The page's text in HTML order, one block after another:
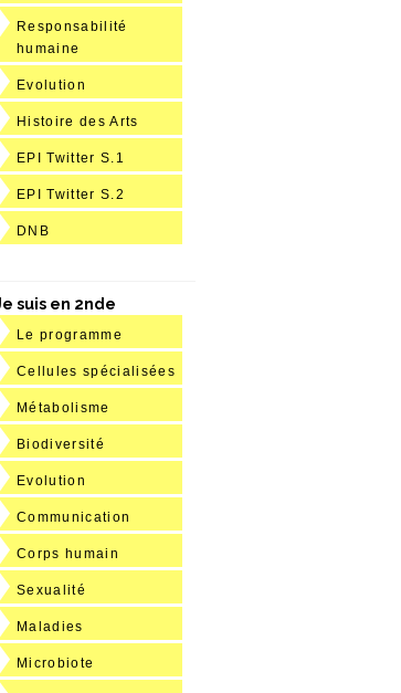
Responsabilité
humaine
Evolution
Histoire des Arts
EPI Twitter S.1
EPI Twitter S.2
DNB
suis en 2nde
Le programme
Cellules spécialisées
Métabolisme
Biodiversité
Evolution
Communication
Corps humain
Sexualité
Maladies
Microbiote